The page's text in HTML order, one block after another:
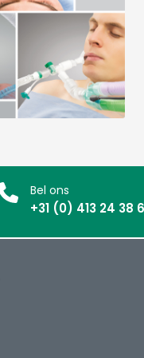
Bel ons
+31 (0) 413 24 38